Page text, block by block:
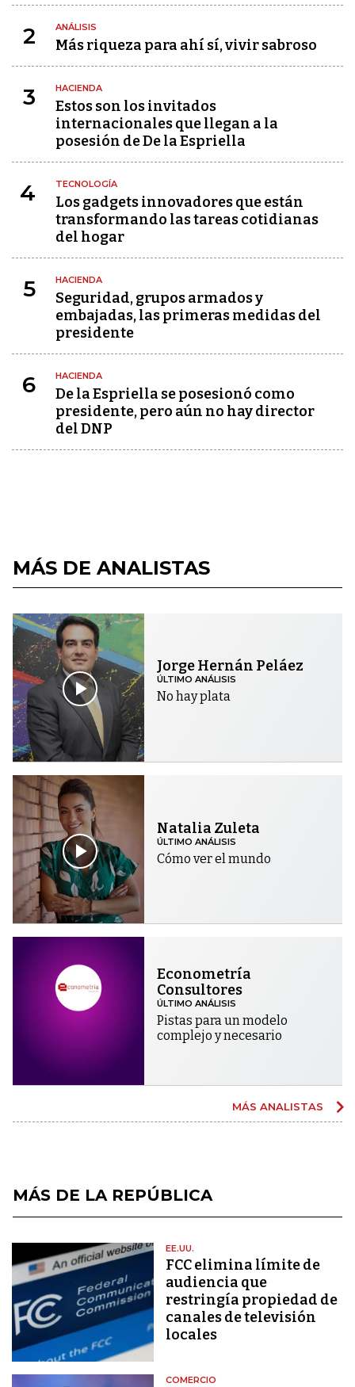
2 ANÁLISIS
Más riqueza para ahí sí, vivir sabroso
3 HACIENDA
Estos son los invitados
internacionales que llegan a la
posesión de De la Espriella
4 TECNOLOGÍA
Los gadgets innovadores que están
transformando las tareas cotidianas
del hogar
5 HACIENDA
Seguridad, grupos armados y
embajadas, las primeras medidas del
presidente
6 HACIENDA
De la Espriella se posesionó como
presidente, pero aún no hay director
del DNP
MÁS DE ANALISTAS
Jorge Hernán Peláez
ÚLTIMO ANÁLISIS
No hay plata
Natalia Zuleta
ÚLTIMO ANÁLISIS
Cómo ver el mundo
Econometría
Consultores
ÚLTIMO ANÁLISIS
Pistas para un modelo
complejo y necesario
MÁS ANALISTAS
MÁS DE LA REPÚBLICA
EE.UU.
FCC elimina límite de
audiencia que
restringía propiedad de
canales de televisión
locales
COMERCIO